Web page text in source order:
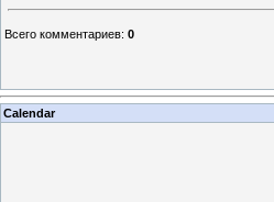
Всего комментариев: 0
Calendar